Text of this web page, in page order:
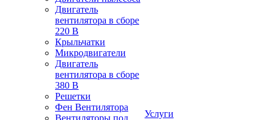
Двигатель
вентилятора в сборе
220 В
Крыльчатки
Микродвигатели
Двигатель
вентилятора в сборе
380 В
Решетки
Фен Вентилятора
Вентиляторы под
Услуги